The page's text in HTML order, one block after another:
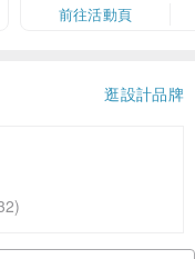
前往活動頁
逛設計品牌